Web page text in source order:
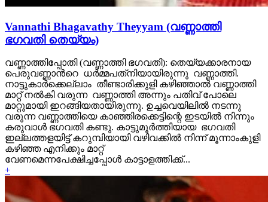
Vannathi Bhagavathy Theyyam (വണ്ണാത്തി
ഭഗവതി തെയ്യം)
വണ്ണാത്തിപ്പോതി (വണ്ണാത്തി ഭഗവതി): തെയ്യക്കാരനായ
പെരുവണ്ണാൻറെ ധർമ്മപത്‌നിയായിരുന്നു വണ്ണാത്തി.
നാട്ടുകാർക്കെല്ലാം തീണ്ടാരിക്കുളി കഴിഞ്ഞാല്‍ വണ്ണാത്തി
മാറ്റ് നൽകി വരുന്ന വണ്ണാത്തി അന്നും പതിവ് പോലെ
മാറ്റുമായി ഇറങ്ങിയതായിരുന്നു. ഉച്ചവെയിലില്‍ നടന്നു
വരുന്ന വണ്ണാത്തിയെ കാഞ്ഞിരക്കെട്ടിന്റെ ഇടയില്‍ നിന്നും
കരുവാള്‍ ഭഗവതി കണ്ടു. കാട്ടുമൂർത്തിയായ ഭഗവതി
ഇല്ലത്തളയിട്ട് കറുമ്പിയായി വഴിവക്കില്‍ നിന്ന് മൂന്നാംകുളി
കഴിഞ്ഞ എനിക്കും മാറ്റ്
വേണമെന്നപേക്ഷിച്ചപ്പോൾ കാട്ടാളത്തിക്ക്...
+